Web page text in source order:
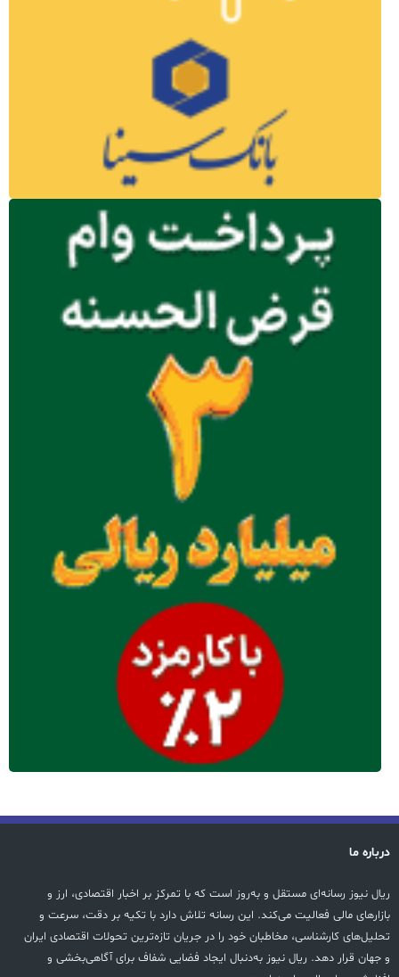
درباره ما
ریال نیوز رسانه‌ای مستقل و به‌روز است که با تمرکز بر اخبار اقتصادی، ارز و
بازارهای مالی فعالیت می‌کند. این رسانه تلاش دارد با تکیه بر دقت، سرعت و
تحلیل‌های کارشناسی، مخاطبان خود را در جریان تازه‌ترین تحولات اقتصادی ایران
و جهان قرار دهد. ریال نیوز به‌دنبال ایجاد فضایی شفاف برای آگاهی‌بخشی و